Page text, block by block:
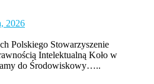
2026
Polskiego Stowarzyszenie
Intelektualną Koło w
do Środowiskowy…..